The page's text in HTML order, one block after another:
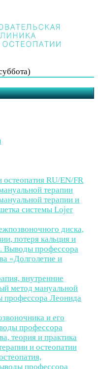
RU/EN/FR
терапии
терапии и
системы Lojer
диска,
потеря кальция и
Выводы профессора
«Долголетие и
внутренние
метод мануальной
профессора Леонида
и его
профессора
теория и практика
и остеопатии
профессора